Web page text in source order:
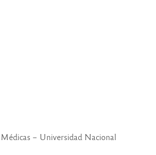
Médicas – Universidad Nacional